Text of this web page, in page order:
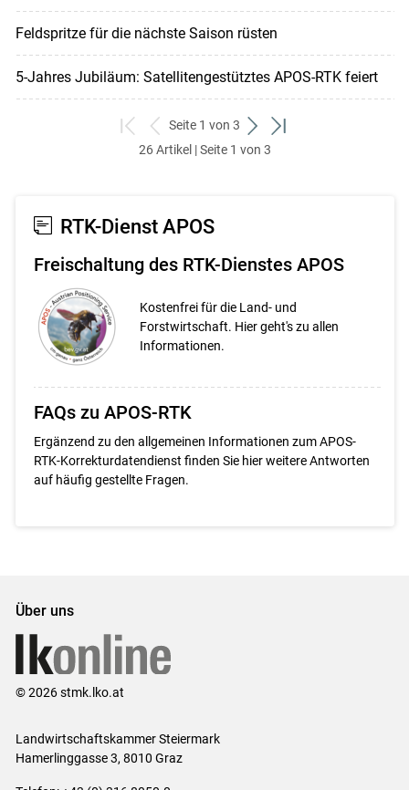
Feldspritze für die nächste Saison rüsten
5-Jahres Jubiläum: Satellitengestütztes APOS-RTK feiert
zum
ersten
zurück
zum
Seite 1 von 3
weiter
zum
zum
26 Artikel | Seite 1 von 3
RTK-Dienst APOS
Freischaltung des RTK-Dienstes APOS
Kostenfrei für die Land- und
Forstwirtschaft. Hier geht's zu allen
Informationen.
FAQs zu APOS-RTK
Ergänzend zu den allgemeinen Informationen zum APOS-
RTK-Korrekturdatendienst finden Sie hier weitere Antworten
auf häufig gestellte Fragen.
Über uns
© 2026 stmk.lko.at
Landwirtschaftskammer Steiermark
Hamerlinggasse 3, 8010 Graz